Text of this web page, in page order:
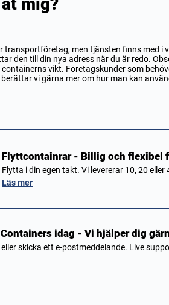
transportföretag, men tjänsten finns med i
den till din nya adress när du är redo.
containerns vikt. Företagskunder som
berättar vi gärna mer om hur man kan
Flyttcontainrar - Billig och flexibel
Flytta i din egen takt. Vi levererar 10, 20
Läs mer
idag - Vi hjälper dig
skicka ett e-postmeddelande. Live